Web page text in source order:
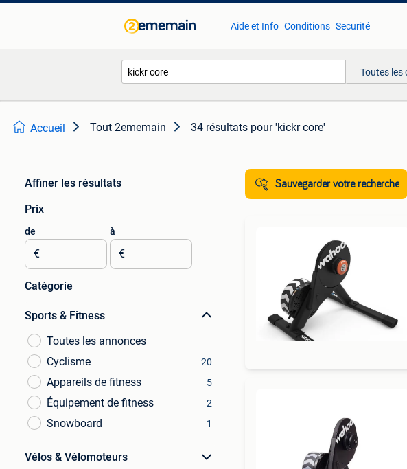
Aide et Info Conditions Securité
Toutes les
Accueil Tout 2ememain 34 résultats pour 'kickr core'
Affiner les résultats
Prix
de
€
à
€
Catégorie
Sports & Fitness
Toutes les annonces
Cyclisme
20
Appareils de fitness 5
Équipement de fitness 2
Snowboard 1
Vélos & Vélomoteurs
Sauvegarder votre recherche